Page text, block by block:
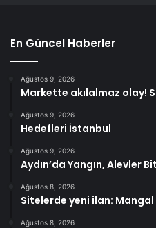
En Güncel Haberler
Ağustos 9, 2026
Markette akılalmaz olay!
Ağustos 9, 2026
Hedefleri İstanbul
Ağustos 9, 2026
Aydın’da Yangın, Alevler
Ağustos 8, 2026
Sitelerde yeni ilan: Mangal
Ağustos 8, 2026